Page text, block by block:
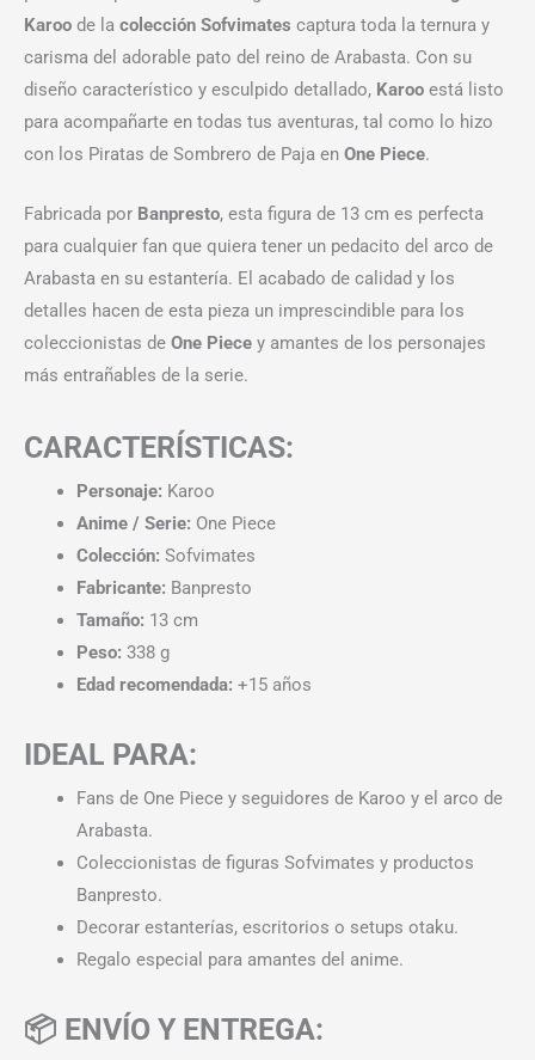
Karoo de la colección Sofvimates captura toda la ternura y
carisma del adorable pato del reino de Arabasta. Con su
diseño característico y esculpido detallado, Karoo está listo
para acompañarte en todas tus aventuras, tal como lo hizo
con los Piratas de Sombrero de Paja en One Piece.
Fabricada por Banpresto, esta figura de 13 cm es perfecta
para cualquier fan que quiera tener un pedacito del arco de
Arabasta en su estantería. El acabado de calidad y los
detalles hacen de esta pieza un imprescindible para los
coleccionistas de One Piece y amantes de los personajes
más entrañables de la serie.
CARACTERÍSTICAS:
Personaje: Karoo
Anime / Serie: One Piece
Colección: Sofvimates
Fabricante: Banpresto
Tamaño: 13 cm
Peso: 338 g
Edad recomendada: +15 años
IDEAL PARA:
Fans de One Piece y seguidores de Karoo y el arco de
Arabasta.
Coleccionistas de figuras Sofvimates y productos
Banpresto.
Decorar estanterías, escritorios o setups otaku.
Regalo especial para amantes del anime.
📦 ENVÍO Y ENTREGA: